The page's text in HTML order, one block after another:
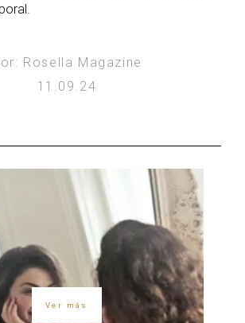
Rosella Magazine
11.09.24
Ver más